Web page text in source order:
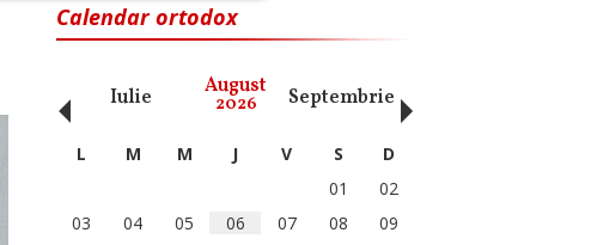
Calendar ortodox
Iulie August
2026 Septembrie Octombrie
‹ L M M J V S
D
01
02
03
04 05 06 07 08
09